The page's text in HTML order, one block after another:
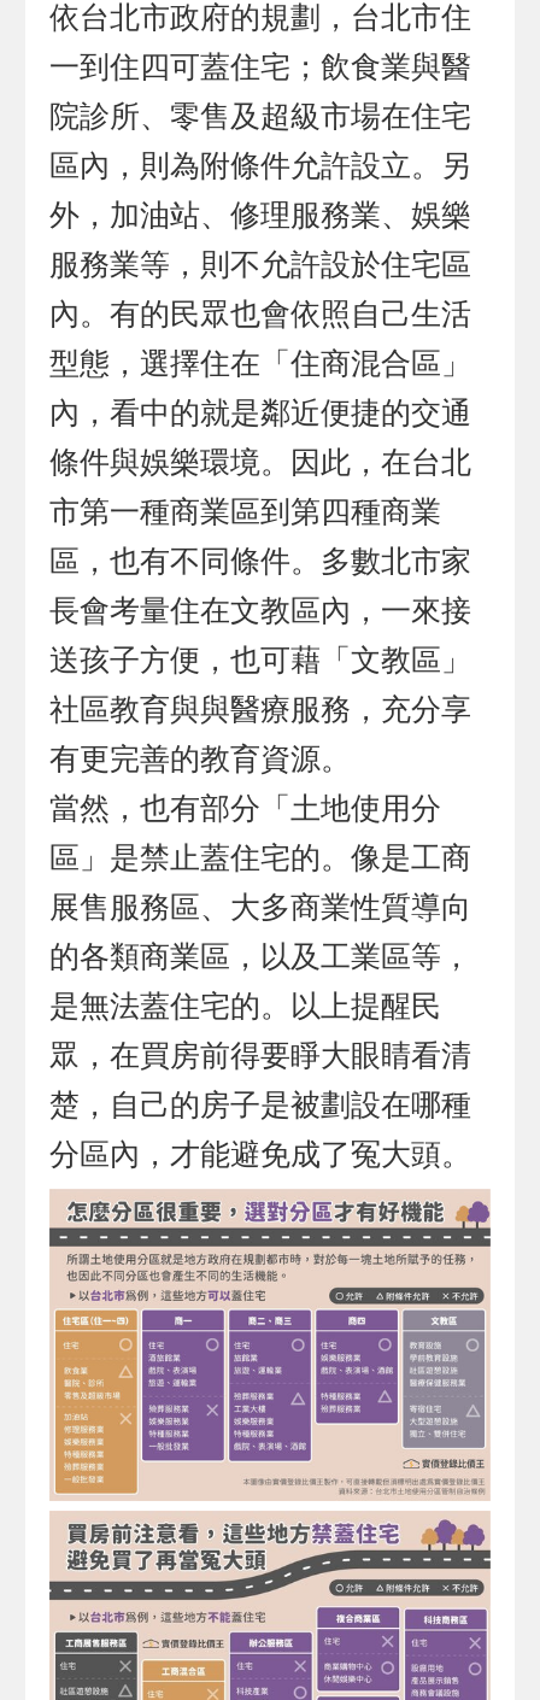
依台北市政府的規劃，台北市住
一到住四可蓋住宅；飲食業與醫
院診所、零售及超級市場在住宅
區內，則為附條件允許設立。另
外，加油站、修理服務業、娛樂
服務業等，則不允許設於住宅區
內。有的民眾也會依照自己生活
型態，選擇住在「住商混合區」
內，看中的就是鄰近便捷的交通
條件與娛樂環境。因此，在台北
市第一種商業區到第四種商業
區，也有不同條件。多數北市家
長會考量住在文教區內，一來接
送孩子方便，也可藉「文教區」
社區教育與與醫療服務，充分享
有更完善的教育資源。
當然，也有部分「土地使用分
區」是禁止蓋住宅的。像是工商
展售服務區、大多商業性質導向
的各類商業區，以及工業區等，
是無法蓋住宅的。以上提醒民
眾，在買房前得要睜大眼睛看清
楚，自己的房子是被劃設在哪種
分區內，才能避免成了冤大頭。